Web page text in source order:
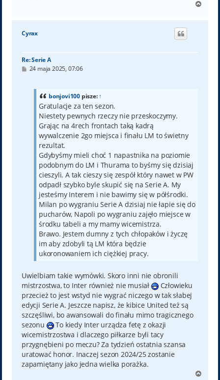
g
Cyrax
Re: Serie A
P24 maja 2025, 07:06
bonjovi100pisze:↑
Gratulacje za ten sezon.
Niestety pewnych rzeczy nie przeskoczymy.
Grając na 4rech frontach taką kadrą
wywalczenie 2go miejsca i finału LM to świetny
rezultat.
Gdybyśmy mieli choć 1 napastnika na poziomie
podobnym do LM i Thurama to byśmy się dzisiaj
cieszyli. A tak cieszy się zespół który nawet w PW
odpadł szybko byle skupić się na Serie A. My
jesteśmy Interem i nie bawimy się w półśrodki.
Milan po wygraniu Serie A dzisiaj nie łapie się do
pucharów, Napoli po wygraniu zajęło miejsce w
środku tabeli a my mamy wicemistrza.
Brawo. Jestem dumny z tych chłopaków i życzę
im aby zdobyli tą LM która będzie
ukoronowaniem ich ciężkiej pracy.
Uwielbiam takie wymówki. Skoro inni nie obronili
mistrzostwa, to Inter również nie musiał
Człowieku
przecież to jest wstyd nie wygrać niczego w tak słabej
edycji Serie A. Jeszcze napisz, że kibice United też są
szczęśliwi, bo awansowali do finału mimo tragicznego
sezonu
To kiedy Inter urządza fetę z okazji
wicemistrzostwa i dlaczego piłkarze byli tacy
przygnębieni po meczu? Za tydzień ostatnia szansa
uratować honor. Inaczej sezon 2024/25 zostanie
zapamiętany jako jedna wielka porażka.